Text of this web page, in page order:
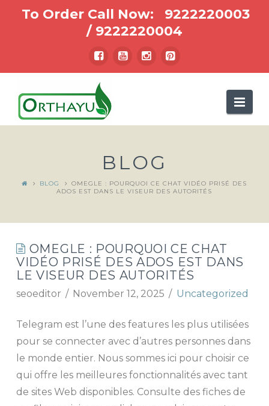
To Order Call Now: 9222220003
/ 9222220004
BLOG
BLOG
OMEGLE : POURQUOI CE CHAT VIDÉO PRISÉ DES
ADOS EST DANS LE VISEUR DES AUTORITÉS
OMEGLE : POURQUOI CE CHAT
VIDÉO PRISÉ DES ADOS EST DANS
LE VISEUR DES AUTORITÉS
seoeditor November 12, 2025 Uncategorized
Telegram est l’une des features les plus utilisées
pour se connecter avec d’autres personnes dans
le monde entier. Nous sommes ici pour choisir ce
qui offre les meilleures fonctionnalités avec tant
de sites Web disponibles. Consulte des fiches de